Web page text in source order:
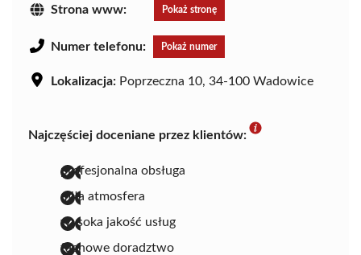
Strona www: Pokaż stronę
Numer telefonu: Pokaż numer
Lokalizacja: Poprzeczna 10, 34-100 Wadowice
Najczęściej doceniane przez klientów:
profesjonalna obsługa
miła atmosfera
wysoka jakość usług
fachowe doradztwo